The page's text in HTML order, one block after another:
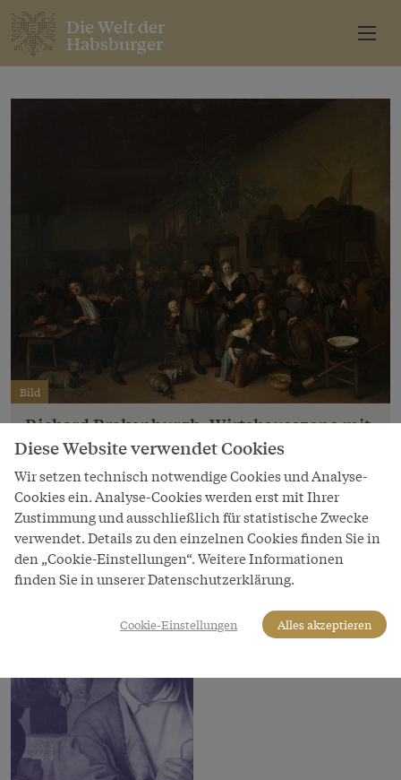
Die Welt der
Habsburger
Bild
Richard Brakenburgh: Wirtshausszene mit
tanzenden Bauern, Öl auf Leinwand
Copyright
Kunsthistorisches Museum Wien
LeihgeberIn
Kunsthistorisches Museum Wien
Diese Website verwendet Cookies
Wir setzen technisch notwendige Cookies und Analyse-
Cookies ein. Analyse-Cookies werden erst mit Ihrer
Zustimmung und ausschließlich für statistische Zwecke
verwendet. Details zu den einzelnen Cookies finden Sie in
den „Cookie-Einstellungen“. Weitere Informationen
finden Sie in unserer Datenschutzerklärung.
Cookie-Einstellungen Alles akzeptieren